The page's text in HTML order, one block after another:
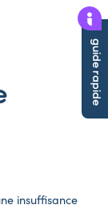
insuffisance
guide rapide